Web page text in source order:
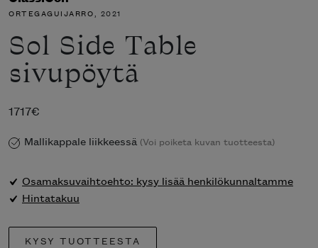
ORTEGAGUIJARRO, 2021
Sol Side Table
sivupöytä
1717€
Mallikappale liikkeessä (Voi poiketa kuvan tuotteesta)
Osamaksuvaihtoehto: kysy lisää henkilökunnaltamme
Hintatakuu
KYSY TUOTTEESTA